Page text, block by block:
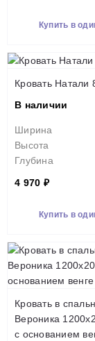
Купить в
Кровать Натали
В наличии
Ширина
Высота
Глубина
4 970 ₽
Купить в
Кровать в
Вероника
с основанием